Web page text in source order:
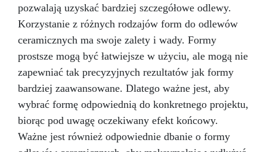
pozwalają uzyskać bardziej szczegółowe odlewy.
Korzystanie z różnych rodzajów form do odlewów
ceramicznych ma swoje zalety i wady. Formy
prostsze mogą być łatwiejsze w użyciu, ale mogą nie
zapewniać tak precyzyjnych rezultatów jak formy
bardziej zaawansowane. Dlatego ważne jest, aby
wybrać formę odpowiednią do konkretnego projektu,
biorąc pod uwagę oczekiwany efekt końcowy.
Ważne jest również odpowiednie dbanie o formy